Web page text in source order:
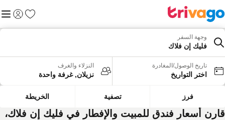
المفضلة
تسجيل
وجهة السفر
فليك إن فلاك
تاريخ الوصول/المغادرة
اختر التواريخ
النزلاء والغرف
نزيلان, غرفة واحدة
فرز تصفية الخريطة
أسعار فندق للمبيت والإفطار في فليك إن فلاك،